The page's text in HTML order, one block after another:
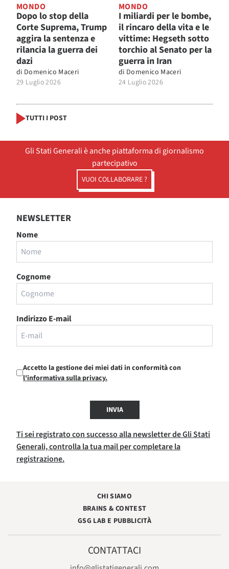
MONDO
Dopo lo stop della
Corte Suprema, Trump
aggira la sentenza e
rilancia la guerra dei
dazi
di Domenico Maceri
29 Luglio 2026
MONDO
I miliardi per le bombe,
il rincaro della vita e le
vittime: Hegseth sotto
torchio al Senato per la
guerra in Iran
di Domenico Maceri
24 Luglio 2026
TUTTI I POST
Gli Stati Generali è anche piattaforma di giornalismo
partecipativo
VUOI COLLABORARE ?
NEWSLETTER
Nome
Cognome
Indirizzo E-mail
Accetto la gestione dei miei dati in conformità con
l'informativa sulla privacy.
INVIA
Ti sei registrato con successo alla newsletter de Gli Stati
Generali, controlla la tua mail per completare la
registrazione.
CHI SIAMO
BRAINS & CONTEST
GSG LAB E PUBBLICITÀ
CONTATTACI